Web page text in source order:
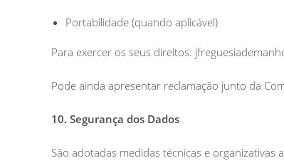
Portabilidade (quando aplicável)
Para exercer os seus direitos:
Pode ainda apresentar reclamação junto da
10. Segurança dos Dados
São adotadas medidas técnicas e